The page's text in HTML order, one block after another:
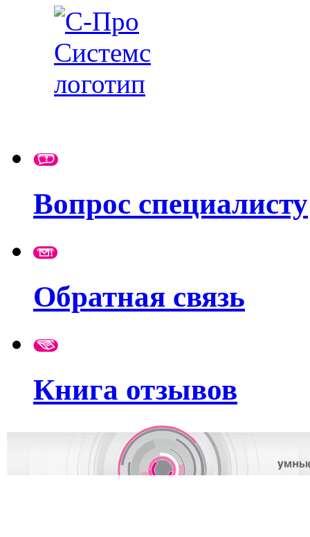
Вопрос специалисту
Обратная связь
Книга отзывов